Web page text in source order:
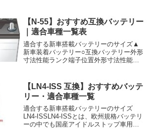
です。また、一部のホンダ車にみられ
る...
【N-55】おすすめ互換バッテリー
｜適合車種一覧表
適合する新車搭載バッテリーのサイズ▲
新車装着バッテリー○互換バッテリー外形
寸法性能ランク端子位置外形寸法性能ラ
プですN-55｜おすすめ互換バッテリー装
着例※外...
【LN4-ISS 互換】おすすめバッテ
リー・適合車種一覧
適合する新車搭載バッテリーのサイズ
LN4-ISSLN4-ISSとは、欧州規格バッテリ
ーの中でも国産アイドルストップ車用の